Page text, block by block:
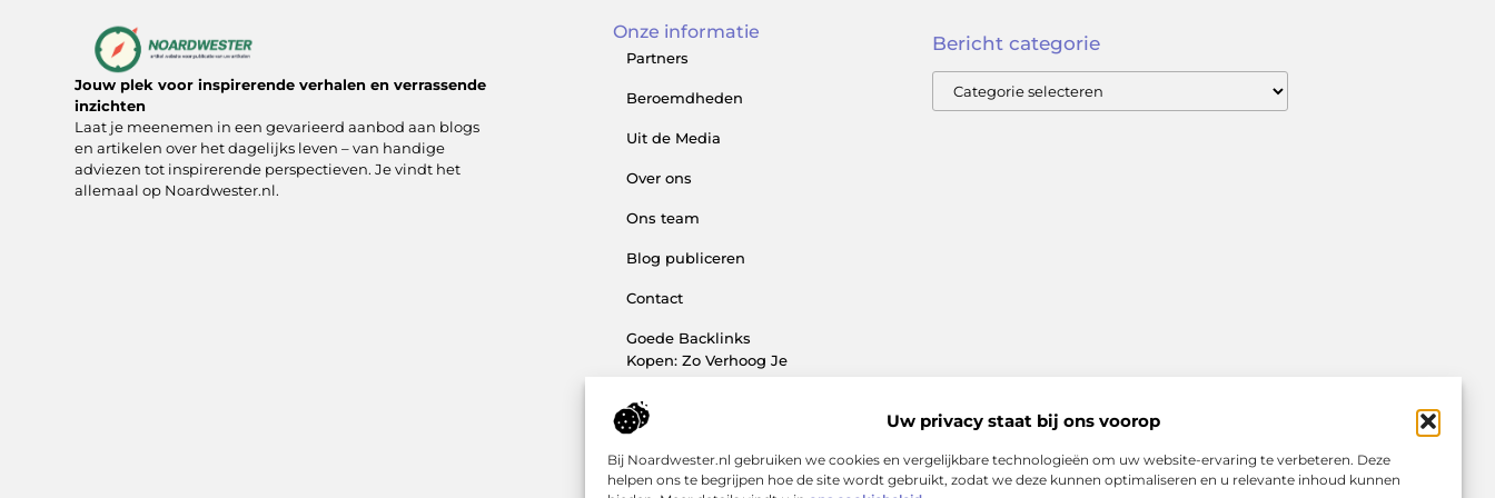
Uw privacy staat bij ons voorop
Bij Noardwester.nl gebruiken we cookies en vergelijkbare technologieën om uw website-ervaring te verbeteren. Deze
helpen ons te begrijpen hoe de site wordt gebruikt, zodat we deze kunnen optimaliseren en u relevante inhoud kunnen
Jouw plek voor inspirerende verhalen en verrassende
inzichten
Laat je meenemen in een gevarieerd aanbod aan blogs
en artikelen over het dagelijks leven – van handige
adviezen tot inspirerende perspectieven. Je vindt het
allemaal op Noardwester.nl.
Onze informatie
Partners
Beroemdheden
Uit de Media
Over ons
Ons team
Blog publiceren
Contact
Goede Backlinks
Kopen: Zo Verhoog Je
Zichtbaarheid Slim
slimme manieren die
echt werken
Bericht categorie